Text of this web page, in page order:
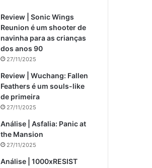
Review | Sonic Wings
Reunion é um shooter de
navinha para as crianças
dos anos 90
27/11/2025
Review | Wuchang: Fallen
Feathers é um souls-like
de primeira
27/11/2025
Análise | Asfalia: Panic at
the Mansion
27/11/2025
Análise | 1000xRESIST